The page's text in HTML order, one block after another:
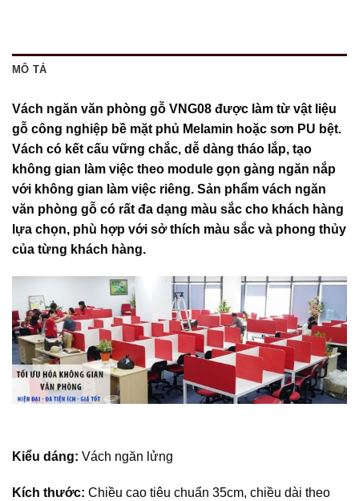
MÔ TẢ
Vách ngăn văn phòng gỗ VNG08 được làm từ vật liệu
gỗ công nghiệp bề mặt phủ Melamin hoặc sơn PU bệt.
Vách có kết cấu vững chắc, dễ dàng tháo lắp, tạo
không gian làm việc theo module gọn gàng ngăn nắp
với không gian làm việc riêng. Sản phẩm vách ngăn
văn phòng gỗ có rất đa dạng màu sắc cho khách hàng
lựa chọn, phù hợp với sở thích màu sắc và phong thủy
của từng khách hàng.
Kiểu dáng: Vách ngăn lửng
Kích thước: Chiều cao tiêu chuẩn 35cm, chiều dài theo